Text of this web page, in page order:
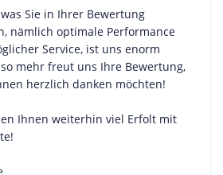
Sie in Ihrer Bewertung
nämlich optimale Performance
Service, ist uns enorm
mehr freut uns Ihre Bewertung,
herzlich danken möchten!
Ihnen weiterhin viel Erfolt mit